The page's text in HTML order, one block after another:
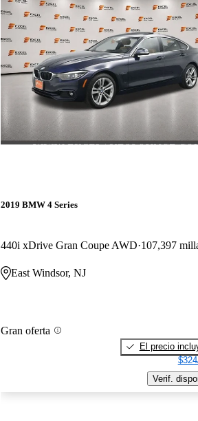
2019 BMW 4 Series
440i xDrive Gran Coupe AWD 107,397
East Windsor, NJ
Gran oferta
El precio
Verif.